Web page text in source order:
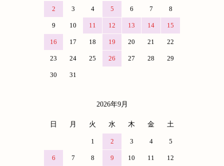
2 3 4 5 6 7 8
9 10 11 12 13 14 15
16 17 18 19 20 21 22
23 24 25 26 27 28 29
30 31
2026年9月
日 月 火 水 木 金 土
1 2 3 4 5
6 7 8 9 10 11 12